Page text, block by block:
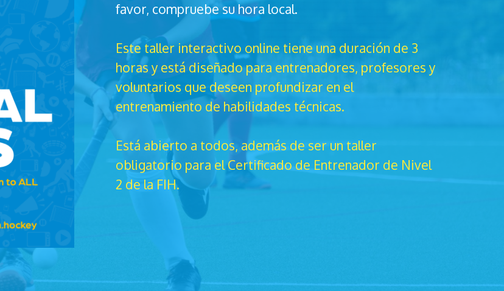
favor, compruebe su hora local.
Este taller interactivo online tiene una duración de 3
horas y está diseñado para entrenadores, profesores y
voluntarios que deseen profundizar en el
entrenamiento de habilidades técnicas.
Está abierto a todos, además de ser un taller
obligatorio para el Certificado de Entrenador de Nivel
2 de la FIH.